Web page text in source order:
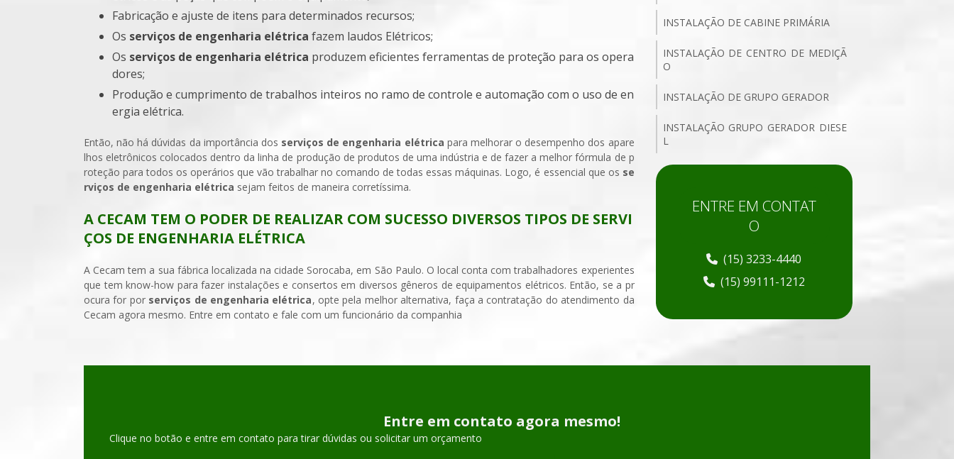
Fabricação e ajuste de itens para determinados recursos;
Os serviços de engenharia elétrica fazem laudos Elétricos;
Os serviços de engenharia elétrica produzem eficientes ferramentas de proteção para os opera
dores;
Produção e cumprimento de trabalhos inteiros no ramo de controle e automação com o uso de en
ergia elétrica.
Então, não há dúvidas da importância dos serviços de engenharia elétrica para melhorar o desempenho dos apare
lhos eletrônicos colocados dentro da linha de produção de produtos de uma indústria e de fazer a melhor fórmula de p
roteção para todos os operários que vão trabalhar no comando de todas essas máquinas. Logo, é essencial que os se
rviços de engenharia elétrica sejam feitos de maneira corretíssima.
A CECAM TEM O PODER DE REALIZAR COM SUCESSO DIVERSOS TIPOS DE SERVI
ÇOS DE ENGENHARIA ELÉTRICA
A Cecam tem a sua fábrica localizada na cidade Sorocaba, em São Paulo. O local conta com trabalhadores experientes
que tem know-how para fazer instalações e consertos em diversos gêneros de equipamentos elétricos. Então, se a pr
ocura for por serviços de engenharia elétrica, opte pela melhor alternativa, faça a contratação do atendimento da
Cecam agora mesmo. Entre em contato e fale com um funcionário da companhia
Entre em contato agora mesmo!
Clique no botão e entre em contato para tirar dúvidas ou solicitar um orçamento
INSTALAÇÃO DE CABINE PRIMÁRIA
INSTALAÇÃO DE CENTRO DE MEDIÇÃ
O
INSTALAÇÃO DE GRUPO GERADOR
INSTALAÇÃO GRUPO GERADOR DIESE
L
INSTALAÇÃO DE POSTO PRIMÁRIO SI
INSTALAÇÃO DE SISTEMA DE ATERRA
INSTALAÇÃO DE SPDA
INSTALAÇÕES ELÉTRICAS DE BAIXA TE
ENTRE EM CONTAT
O
(15) 3233-4440
(15) 99111-1212